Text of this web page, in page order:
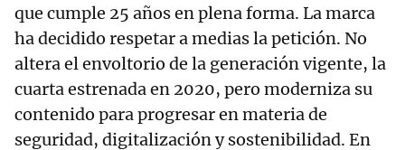
que cumple 25 años en plena forma. La marca
ha decidido respetar a medias la petición. No
altera el envoltorio de la generación vigente, la
cuarta estrenada en 2020, pero moderniza su
contenido para progresar en materia de
seguridad, digitalización y sostenibilidad. En